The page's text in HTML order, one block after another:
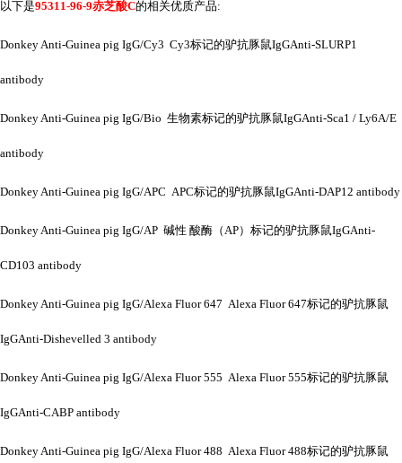
以下是95311-96-9赤芝酸C的相关优质产品:
Donkey Anti-Guinea pig IgG/Cy3 Cy3标记的驴抗豚鼠IgGAnti-SLURP1
antibody
Donkey Anti-Guinea pig IgG/Bio 生物素标记的驴抗豚鼠IgGAnti-Sca1 / Ly6A/E
antibody
Donkey Anti-Guinea pig IgG/APC APC标记的驴抗豚鼠IgGAnti-DAP12 antibody
Donkey Anti-Guinea pig IgG/AP 碱性 酸酶（AP）标记的驴抗豚鼠IgGAnti-
CD103 antibody
Donkey Anti-Guinea pig IgG/Alexa Fluor 647 Alexa Fluor 647标记的驴抗豚鼠
IgGAnti-Dishevelled 3 antibody
Donkey Anti-Guinea pig IgG/Alexa Fluor 555 Alexa Fluor 555标记的驴抗豚鼠
IgGAnti-CABP antibody
Donkey Anti-Guinea pig IgG/Alexa Fluor 488 Alexa Fluor 488标记的驴抗豚鼠